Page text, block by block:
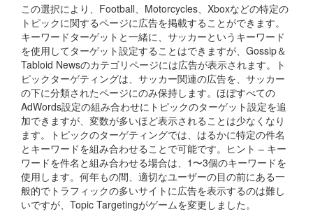
この選択により、Football、Motorcycles、Xboxなどの特定の
トピックに関するページに広告を掲載することができます。
キーワードターゲットと一緒に、サッカーというキーワード
を使用してターゲット設定することはできますが、Gossip＆
Tabloid Newsのカテゴリページには広告が表示されます。ト
ピックターゲティングは、サッカー関連の広告を、サッカー
の下に分類されたページにのみ保持します。ほぼすべての
AdWords設定の組み合わせにトピックのターゲット設定を追
加できますが、変数が多いほど表示されることは少なくなり
ます。トピックのターゲティングでは、はるかに特定の件名
とキーワードを組み合わせることで可能です。ヒント – キー
ワードを件名と組み合わせる場合は、1〜3個のキーワードを
使用します。何年もの間、適切なユーザーの目の前にある一
般的でトラフィックの多いサイトに広告を表示するのは難し
いですが、Topic Targetingがゲームを変更しました。